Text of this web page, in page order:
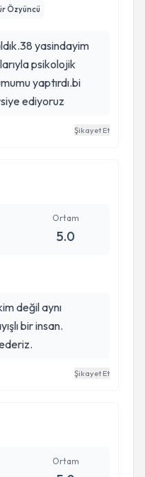
Özyüncü
yasindayim
psikolojik
yaptırdı.bi
ediyoruz
Şikayet Et
Ortam
5.0
değil aynı
bir insan.
Şikayet Et
Ortam